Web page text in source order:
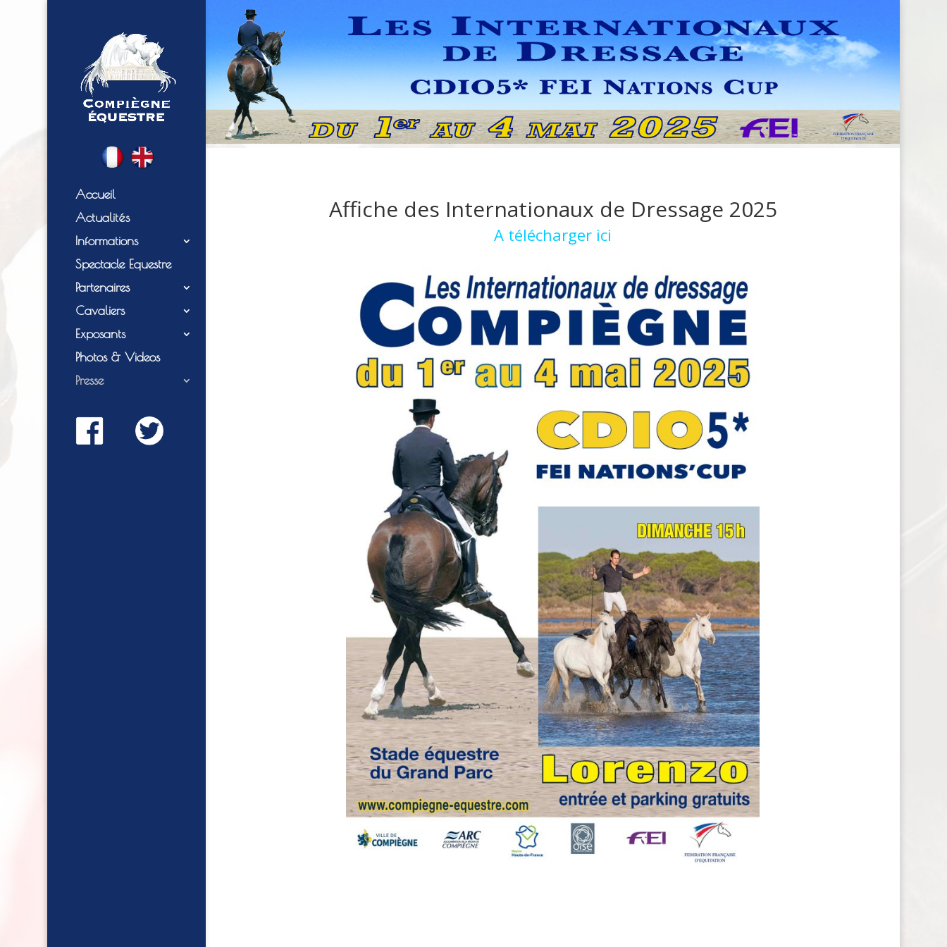
Accueil
Actualités
Informations
Spectacle Equestre
Partenaires
Cavaliers
Exposants
Photos & Videos
Presse
Affiche des Internationaux de Dressage 2025
A télécharger ici